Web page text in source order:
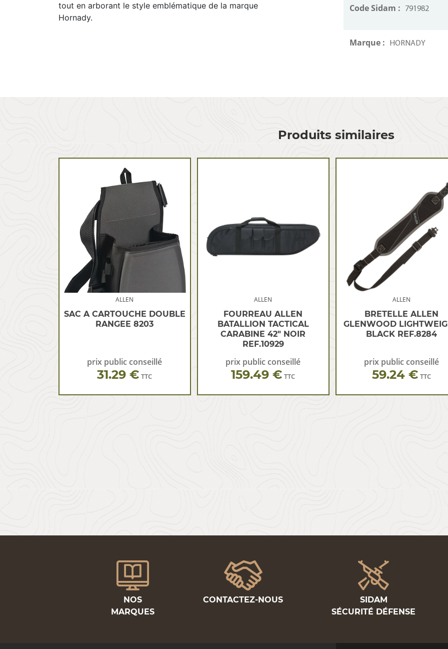
tout en arborant le style emblématique de la marque
Hornady.
Code Sidam : 791982
Marque : HORNADY
Produits similaires
ALLEN
SAC A CARTOUCHE DOUBLE
RANGEE 8203
prix public conseillé
31.29 € TTC
ALLEN
FOURREAU ALLEN
BATALLION TACTICAL
CARABINE 42″ NOIR
REF.10929
prix public conseillé
159.49 € TTC
ALLEN
BRETELLE ALLEN
GLENWOOD
BLACK REF.8284
prix public conseillé
59.24 € TTC
NOS
MARQUES
CONTACTEZ-NOUS
SIDAM
SÉCURITÉ DÉFENSE